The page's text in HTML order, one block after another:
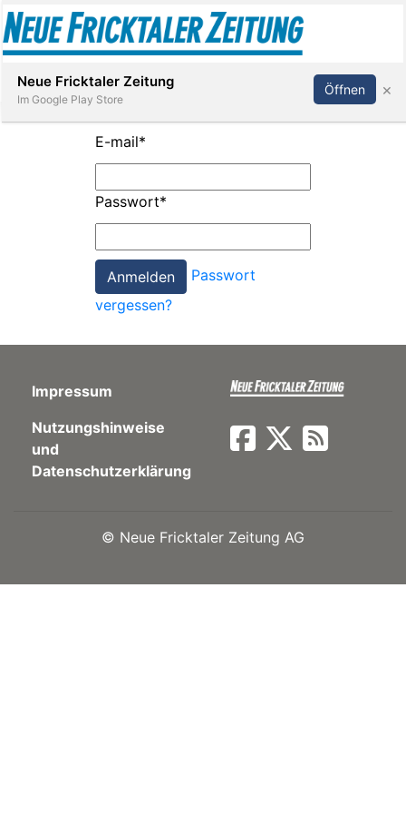
Paper
App
Abonnieren Anmelden
E-mail*
Passwort*
Passwort
vergessen?
Impressum
Nutzungshinweise
und
Datenschutzerklärung
© Neue Fricktaler Zeitung AG
Neue Fricktaler Zeitung
Im Google Play Store
Öffnen ×